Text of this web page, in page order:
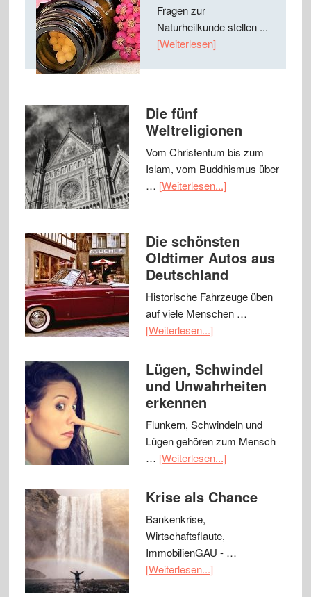
Fragen zur
Naturheilkunde stellen ...
[Weiterlesen]
Die fünf
Weltreligionen
Vom Christentum bis zum
Islam, vom Buddhismus über
… [Weiterlesen...]
Die schönsten
Oldtimer Autos aus
Deutschland
Historische Fahrzeuge üben
auf viele Menschen …
[Weiterlesen...]
Lügen, Schwindel
und Unwahrheiten
erkennen
Flunkern, Schwindeln und
Lügen gehören zum Mensch
… [Weiterlesen...]
Krise als Chance
Bankenkrise,
Wirtschaftsflaute,
ImmobilienGAU - …
[Weiterlesen...]